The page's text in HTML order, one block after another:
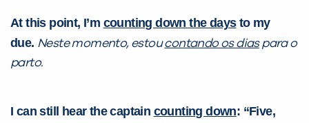
At this point, I’m counting down the daysto my
due. Neste momento, estoucontando os diaspara o
parto.
I can still hear the captain counting down: “Five,